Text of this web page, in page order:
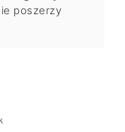
poszerzy